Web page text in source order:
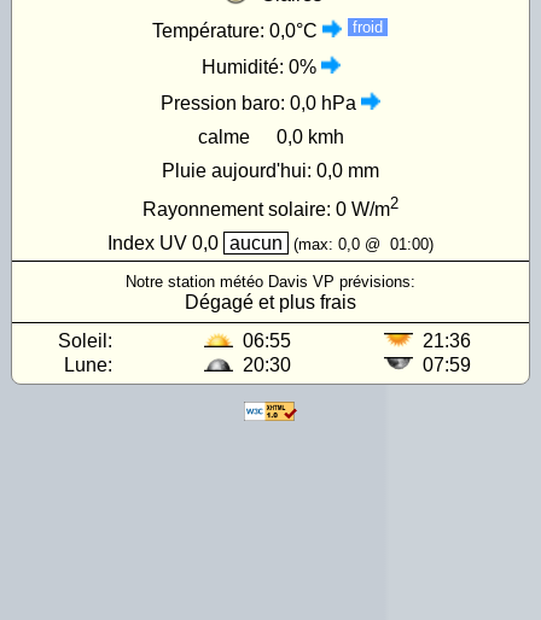
Température: 0,0°C froid
Humidité: 0%
Pression baro: 0,0 hPa
calme
0,0 kmh
Pluie aujourd'hui: 0,0 mm
Rayonnement solaire: 0 W/m2
Index UV 0,0 aucun (max: 0,0 @ 01:00)
Notre station météo Davis VP prévisions:
Dégagé et plus frais
Soleil:
06:55
21:36
Lune:
20:30 07:59